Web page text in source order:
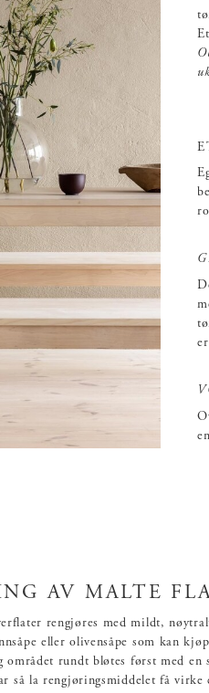
AV MALTE
rengjøres med mildt,
eller olivensåpe som kan
området rundt bløtes først med en
så la rengjøringsmiddelet få virke